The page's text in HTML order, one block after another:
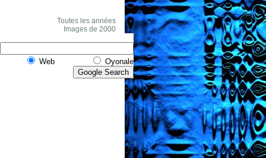
Toutes les années
Images de 2000
Web Oyonale